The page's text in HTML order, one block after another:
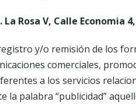
La Rosa V, Calle Economia
y/o remisión de los
comerciales,
a los servicios
la palabra “publicidad”